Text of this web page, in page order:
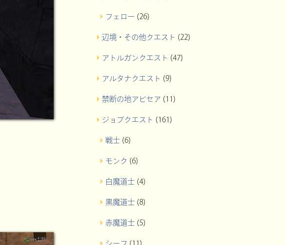
フェロー (26)
辺境・その他クエスト (22)
アトルガンクエスト (47)
アルタナクエスト (9)
禁断の地アビセア (11)
ジョブクエスト (161)
戦士 (6)
モンク (6)
白魔道士 (4)
黒魔道士 (8)
赤魔道士 (5)
シーフ (11)